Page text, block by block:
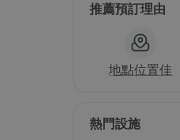
推薦預訂理由
地點位置佳
熱門設施